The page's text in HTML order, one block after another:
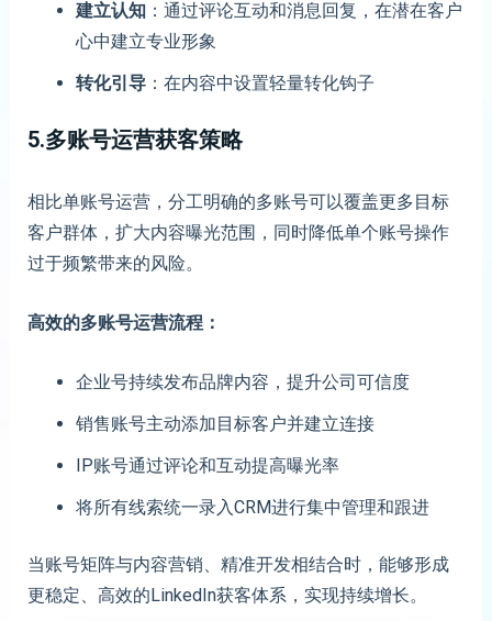
建立认知：通过评论互动和消息回复，在潜在客户
心中建立专业形象
转化引导：在内容中设置轻量转化钩子
5.多账号运营获客策略
相比单账号运营，分工明确的多账号可以覆盖更多目标
客户群体，扩大内容曝光范围，同时降低单个账号操作
过于频繁带来的风险。
高效的多账号运营流程：
企业号持续发布品牌内容，提升公司可信度
销售账号主动添加目标客户并建立连接
IP账号通过评论和互动提高曝光率
将所有线索统一录入CRM进行集中管理和跟进
当账号矩阵与内容营销、精准开发相结合时，能够形成
更稳定、高效的LinkedIn获客体系，实现持续增长。